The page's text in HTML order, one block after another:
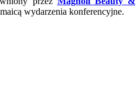
wydarzenia konferencyjne.